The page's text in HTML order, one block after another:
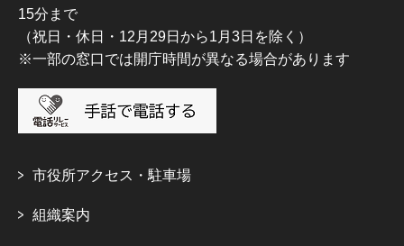
15分まで
（祝日・休日・12月29日から1月3日を除く）
※一部の窓口では開庁時間が異なる場合があります
市役所アクセス・駐車場
組織案内